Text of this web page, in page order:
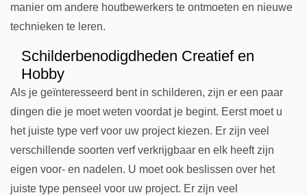
manier om andere houtbewerkers te ontmoeten en nieuwe
technieken te leren.
Schilderbenodigdheden Creatief en
Hobby
Als je geïnteresseerd bent in schilderen, zijn er een paar
dingen die je moet weten voordat je begint. Eerst moet u
het juiste type verf voor uw project kiezen. Er zijn veel
verschillende soorten verf verkrijgbaar en elk heeft zijn
eigen voor- en nadelen. U moet ook beslissen over het
juiste type penseel voor uw project. Er zijn veel